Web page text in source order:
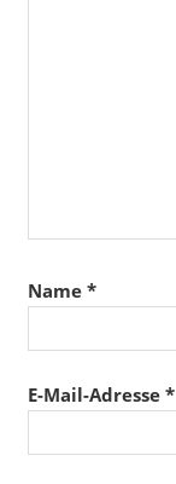
Name *
E-Mail-Adresse *